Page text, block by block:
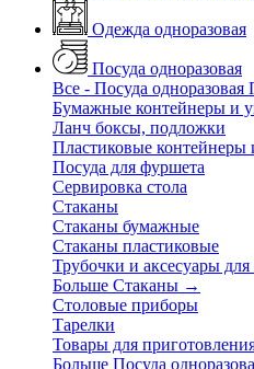
Одежда одноразовая
Посуда одноразовая
Все - Посуда одноразовая
Бумажные контейнеры и
Ланч боксы, подложки
Пластиковые контейнеры
Посуда для фуршета
Сервировка стола
Стаканы
Стаканы бумажные
Стаканы пластиковые
Трубочки и аксесуары для
Больше Стаканы →
Столовые приборы
Тарелки
Товары для
Больше Посуда